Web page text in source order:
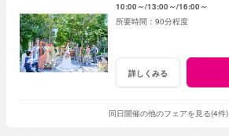
10:00～ 13:00～ 16:00～
90分程度
詳しくみる
同日開催の他のフェアを見る(4件)